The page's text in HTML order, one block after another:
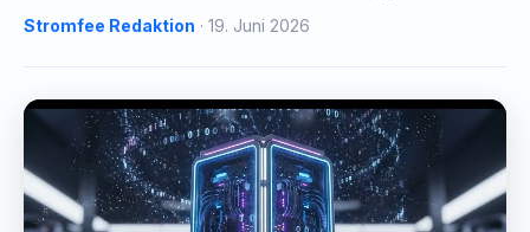
Stromfee Redaktion · 19. Juni 2026